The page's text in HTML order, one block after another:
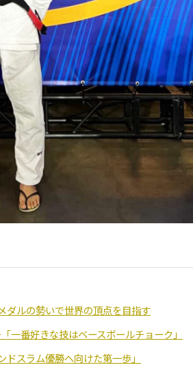
ルの勢いで世界の頂点を目指す
番好きな技はベースボールチョーク」
スラム優勝へ向けた第一歩」